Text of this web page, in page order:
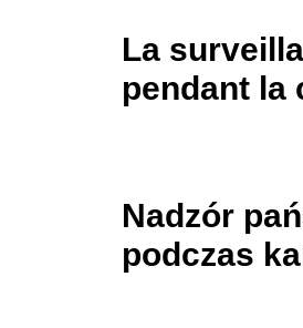
La
pendant la
Nadzór
podczas